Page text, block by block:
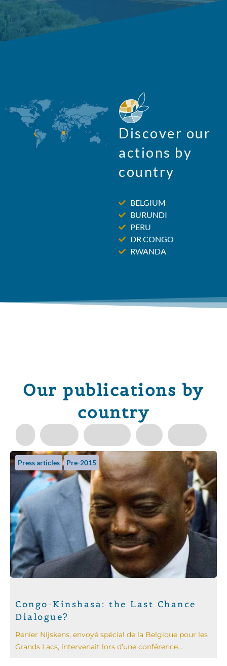
Discover our
actions by
country
BELGIUM
BURUNDI
PERU
DR CONGO
RWANDA
Our publications by
country
Press articles Pre-2015
Congo-Kinshasa: the Last Chance
Dialogue?
Renier Nijskens, envoyé spécial de la Belgique pour les
Grands Lacs, intervenait lors d’une conférence...